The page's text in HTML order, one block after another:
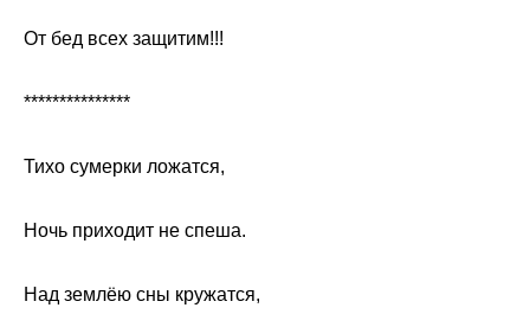
От бед всех защитим!!!
***************
Тихо сумерки ложатся,
Ночь приходит не спеша.
Над землёю сны кружатся,